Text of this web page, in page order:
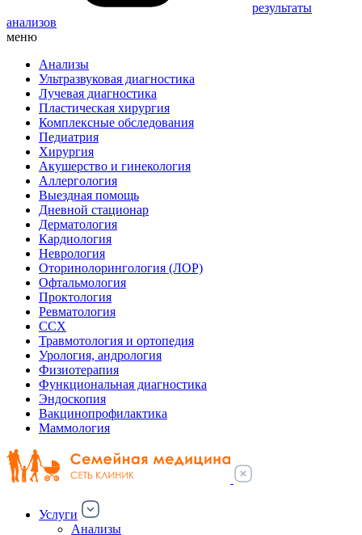
результаты
анализов
меню
Анализы
Ультразвуковая диагностика
Лучевая диагностика
Пластическая хирургия
Комплексные обследования
Педиатрия
Хирургия
Акушерство и гинекология
Аллергология
Выездная помощь
Дневной стационар
Дерматология
Кардиология
Неврология
Оторинолорингология (ЛОР)
Офтальмология
Проктология
Ревматология
ССХ
Травмотология и ортопедия
Урология, андрология
Физиотерапия
Функциональная диагностика
Эндоскопия
Вакцинопрофилактика
Маммология
Услуги
Анализы